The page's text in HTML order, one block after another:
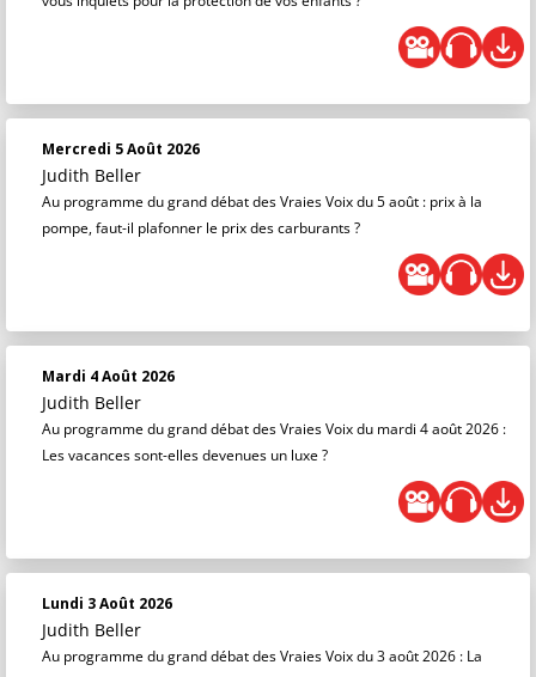
Mercredi 5 Août 2026
Judith Beller
Au programme du grand débat des Vraies Voix du 5 août : prix à la
pompe, faut-il plafonner le prix des carburants ?
Mardi 4 Août 2026
Judith Beller
Au programme du grand débat des Vraies Voix du mardi 4 août 2026 :
Les vacances sont-elles devenues un luxe ?
Lundi 3 Août 2026
Judith Beller
Au programme du grand débat des Vraies Voix du 3 août 2026 : La